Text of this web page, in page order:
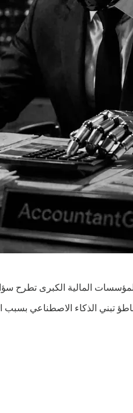
المالية الكبرى تطرح
تبني الذكاء الاصطناعي بسبب